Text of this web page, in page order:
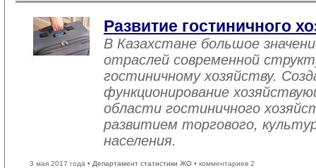
Развитие гостиничного
В Казахстане большое
отраслей современной
гостиничному хозяйству.
функционирование
области гостиничного
развитием торгового,
населения.
3 мая 2017 года • Департамент статистики ЖО • комментариев 2